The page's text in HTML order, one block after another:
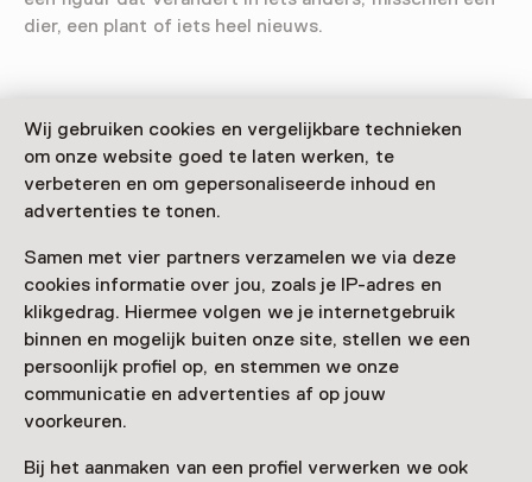
Wij gebruiken cookies en vergelijkbare technieken
om onze website goed te laten werken, te
verbeteren en om gepersonaliseerde inhoud en
advertenties te tonen.
Samen met vier partners verzamelen we via deze
cookies informatie over jou, zoals je IP-adres en
klikgedrag. Hiermee volgen we je internetgebruik
binnen en mogelijk buiten onze site, stellen we een
persoonlijk profiel op, en stemmen we onze
communicatie en advertenties af op jouw
voorkeuren.
Bij het aanmaken van een profiel verwerken we ook
dier, een plant of iets heel nieuws.
Deze activiteit is afgelopen. Je kunt hier niet
meer aan deelnemen.
Bekijk alle actuele activiteiten opZien & doen
Leeftijd
Voor 5 t/m 12 jaar
Datum & tijd